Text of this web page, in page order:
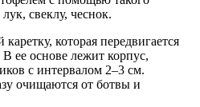
свеклу, чеснок.
которая передвигается
ее основе лежит корпус,
с интервалом 2–3 см.
очищаются от ботвы и